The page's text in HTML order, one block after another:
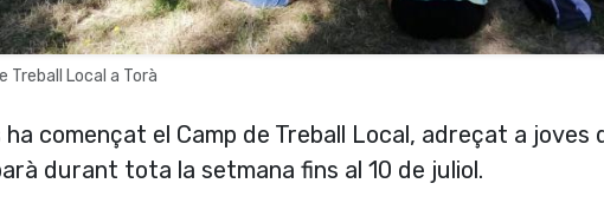
Treball Local a Torà
començat el Camp de Treball Local, adreçat a joves
durant tota la setmana fins al 10 de juliol.